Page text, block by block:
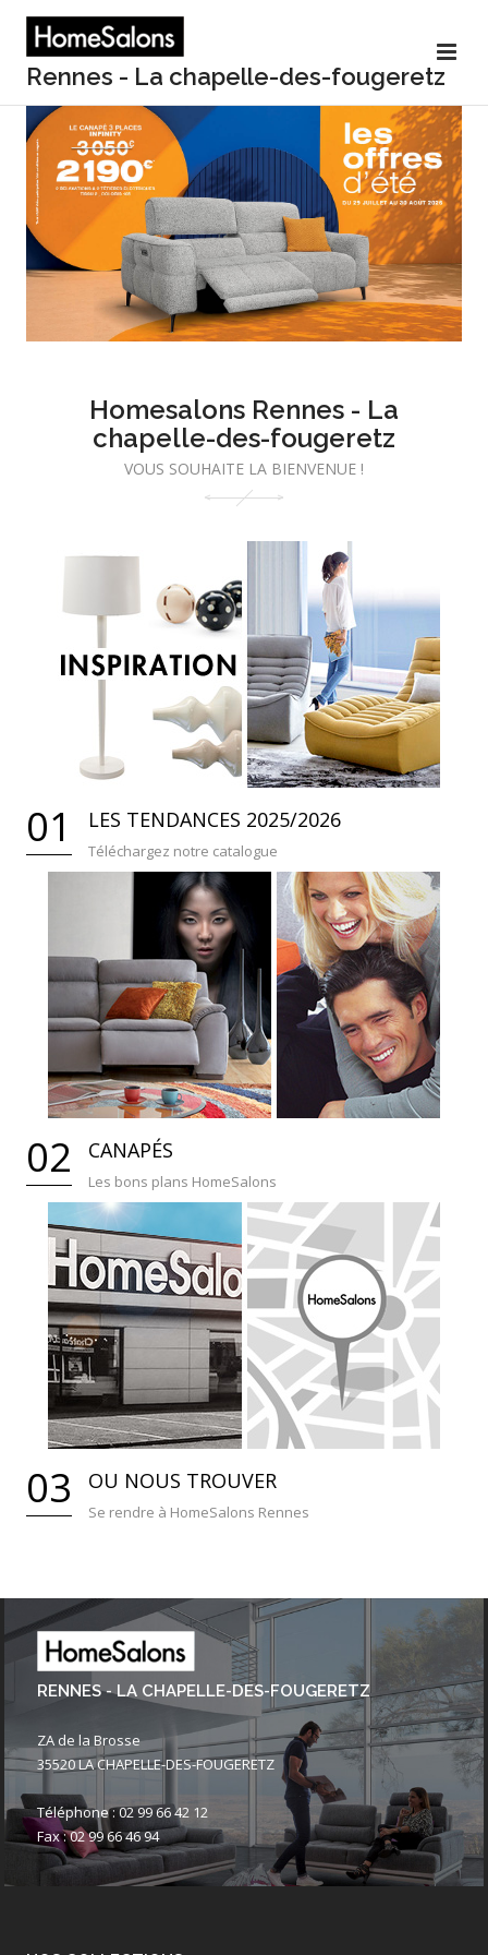
Rennes - La chapelle-des-fougeretz
Homesalons Rennes - La
chapelle-des-fougeretz
VOUS SOUHAITE LA BIENVENUE !
01 LES TENDANCES 2025/2026
Téléchargez notre catalogue
02 CANAPÉS
Les bons plans HomeSalons
03 OU NOUS TROUVER
Se rendre à HomeSalons Rennes
RENNES - LA CHAPELLE-DES-FOUGERETZ
ZA de la Brosse
35520 LA CHAPELLE-DES-FOUGERETZ
Téléphone : 02 99 66 42 12
Fax : 02 99 66 46 94